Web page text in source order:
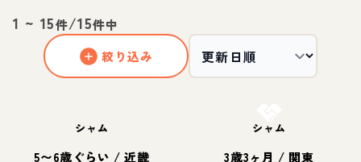
1 ~ 15件/15件中
絞り込み
シャム
5〜6歳ぐらい /近畿
シャム
3歳3ヶ月 / 関東